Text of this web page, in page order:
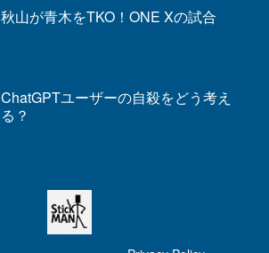
秋山が青木をTKO！ONE Xの試合
ChatGPTユーザーの自殺をどう考え
る？